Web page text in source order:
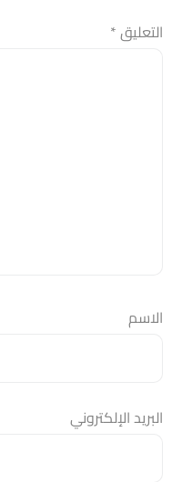
التعليق*
الاسم
البريد الإلكتروني